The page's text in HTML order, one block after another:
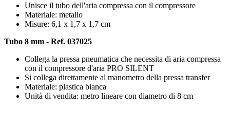
Unisce il tubo dell'aria compressa con il compressore
Materiale: metallo
Misure: 6,1 x 1,7 x 1,7 cm
Tubo 8 mm - Ref. 037025
Collega la pressa pneumatica che necessita di aria compressa
con il compressore d'aria PRO SILENT
Si collega direttamente al manometro della pressa transfer
Materiale: plastica bianca
Unità di vendita: metro lineare con diametro di 8 cm